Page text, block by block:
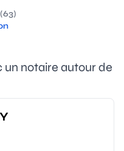
un notaire autour de